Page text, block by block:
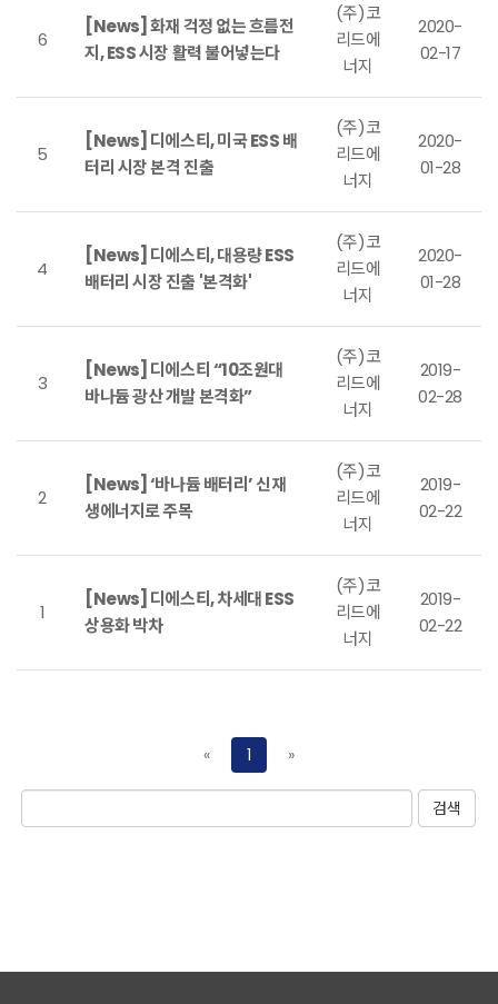
6
[News] 화재 걱정 없는 흐름전
지, ESS 시장 활력 불어넣는다
(주)코
리드에
너지
2020-
02-17
5
[News] 디에스티, 미국 ESS 배
터리 시장 본격 진출
(주)코
리드에
너지
2020-
01-28
4
[News] 디에스티, 대용량 ESS
배터리 시장 진출 '본격화'
(주)코
리드에
너지
2020-
01-28
3
[News] 디에스티 “10조원대
바나듐 광산 개발 본격화”
(주)코
리드에
너지
2019-
02-28
2
[News] ‘바나듐 배터리’ 신재
생에너지로 주목
(주)코
리드에
너지
2019-
02-22
1
[News] 디에스티, 차세대 ESS
상용화 박차
(주)코
리드에
너지
2019-
02-22
« 1 »